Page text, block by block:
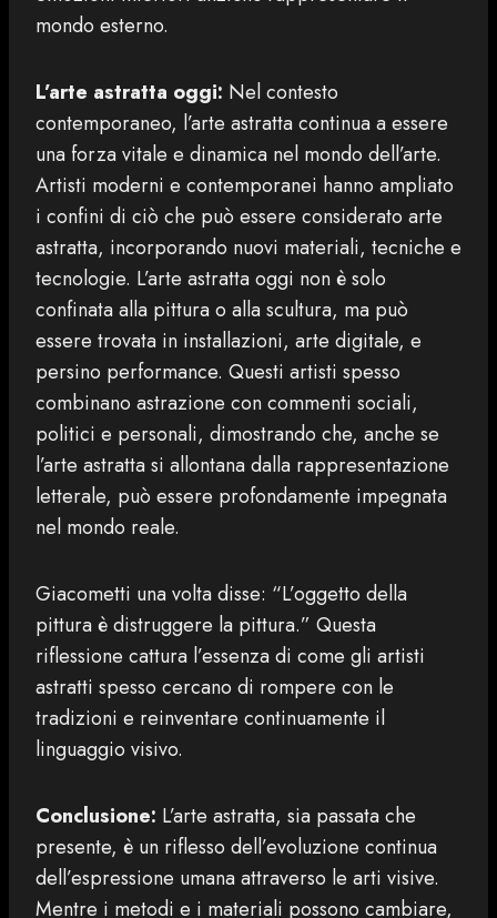
mondo esterno.
L’arte astratta oggi: Nel contesto
contemporaneo, l’arte astratta continua a essere
una forza vitale e dinamica nel mondo dell’arte.
Artisti moderni e contemporanei hanno ampliato
i confini di ciò che può essere considerato arte
astratta, incorporando nuovi materiali, tecniche e
tecnologie. L’arte astratta oggi non è solo
confinata alla pittura o alla scultura, ma può
essere trovata in installazioni, arte digitale, e
persino performance. Questi artisti spesso
combinano astrazione con commenti sociali,
politici e personali, dimostrando che, anche se
l’arte astratta si allontana dalla rappresentazione
letterale, può essere profondamente impegnata
nel mondo reale.
Giacometti una volta disse: “L’oggetto della
pittura è distruggere la pittura.” Questa
riflessione cattura l’essenza di come gli artisti
astratti spesso cercano di rompere con le
tradizioni e reinventare continuamente il
linguaggio visivo.
Conclusione: L’arte astratta, sia passata che
presente, è un riflesso dell’evoluzione continua
dell’espressione umana attraverso le arti visive.
Mentre i metodi e i materiali possono cambiare,